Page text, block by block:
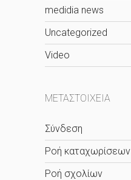
medidia news
Uncategorized
Video
ΜΕΤΑΣΤΟΙΧΕΊΑ
Σύνδεση
Ροή καταχωρίσεων
Ροή σχολίων